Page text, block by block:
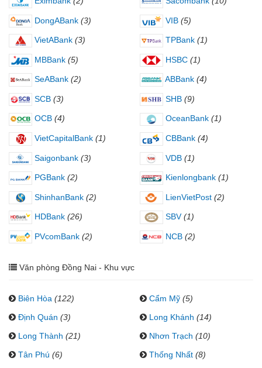
DongABank (3) VIB (5)
VietABank (3) TPBank (1)
MBBank (5) HSBC (1)
SeABank (2) ABBank (4)
SCB (3) SHB (9)
OCB (4) OceanBank (1)
VietCapitalBank (1) CBBank (4)
Saigonbank (3) VDB (1)
PGBank (2) Kienlongbank (1)
ShinhanBank (2) LienVietPost (2)
HDBank (26) SBV (1)
PVcomBank (2) NCB (2)
Văn phòng Đồng Nai - Khu vực
Biên Hòa (122) Cẩm Mỹ (5)
Định Quán (3) Long Khánh (14)
Long Thành (21) Nhơn Trạch (10)
Tân Phú (6) Thống Nhất (8)